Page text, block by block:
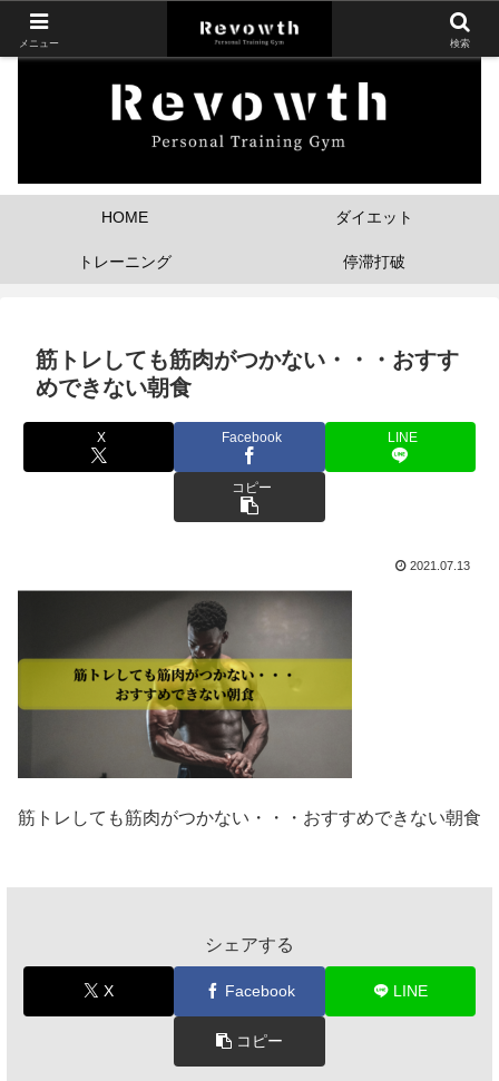
HOME ダイエット
トレーニング 停滞打破
筋トレしても筋肉がつかない・・・おすす
めできない朝食
X Facebook LINE
コピー
2021.07.13
筋トレしても筋肉がつかない・・・おすすめできない朝食
シェアする
X Facebook LINE
コピー
メニュー 検索